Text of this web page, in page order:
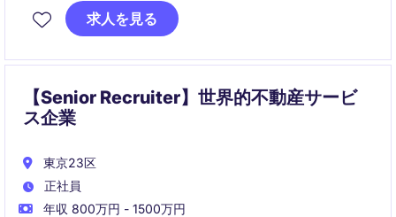
ス・商業・ホテル・インフラ等）への投資案件を通じ
て、分析力と実務経験を高められるポジションです。
求人を見る
【Senior Recruiter】世界的不動産サービ
ス企業
東京23区
正社員
年収 800万円 - 1500万円